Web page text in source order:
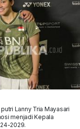
Lanny Tria Mayasari
menjadi Kepala
2029.